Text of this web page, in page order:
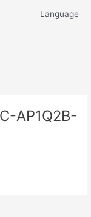
Language
AP1Q2B-